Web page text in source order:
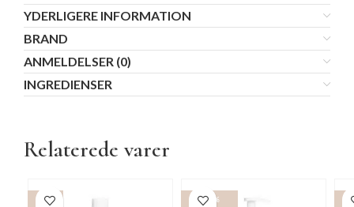
YDERLIGERE INFORMATION
BRAND
ANMELDELSER (0)
INGREDIENSER
Relaterede varer
-15% -15%